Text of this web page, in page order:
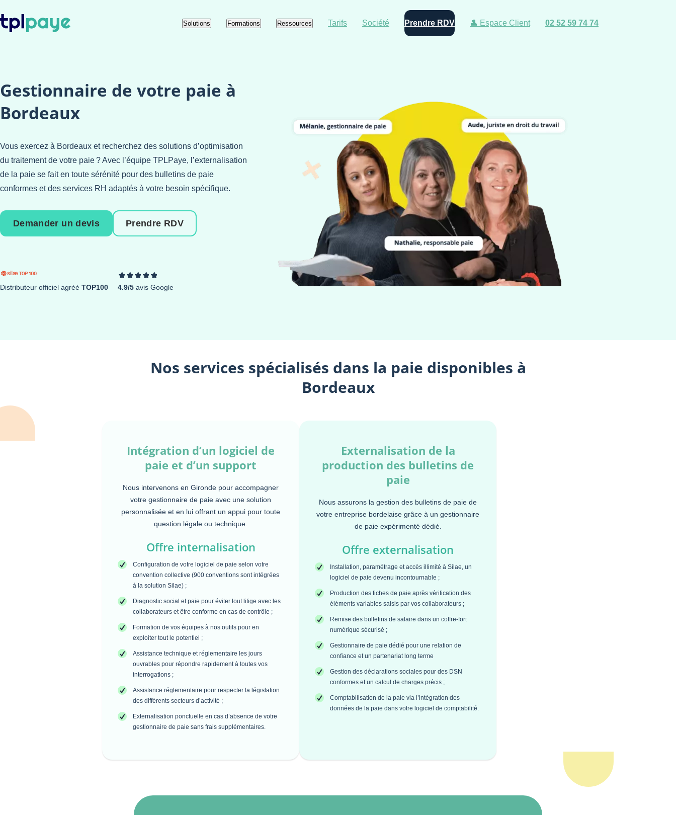
to
contenu
Solutions Formations Ressources Tarifs Société Prendre RDV 👤 Espace Client 02 52 59 74 74
Gestionnaire de votre paie à
Bordeaux
Vous exercez à Bordeaux et recherchez des solutions d’optimisation
du traitement de votre paie ? Avec l’équipe TPLPaye, l’externalisation
de la paie se fait en toute sérénité pour des bulletins de paie
conformes et des services RH adaptés à votre besoin spécifique.
Demander un devis Prendre RDV
Distributeur officiel agréé TOP100 4.9/5 avis Google
Nos services spécialisés dans la paie disponibles à
Bordeaux
Intégration d’un logiciel de
paie et d’un support
Nous intervenons en Gironde pour accompagner
votre gestionnaire de paie avec une solution
personnalisée et en lui offrant un appui pour toute
question légale ou technique.
Offre internalisation
Configuration de votre logiciel de paie selon votre
convention collective (900 conventions sont intégrées
à la solution Silae) ;
Diagnostic social et paie pour éviter tout litige avec les
collaborateurs et être conforme en cas de contrôle ;
Formation de vos équipes à nos outils pour en
exploiter tout le potentiel ;
Assistance technique et réglementaire les jours
ouvrables pour répondre rapidement à toutes vos
interrogations ;
Assistance réglementaire pour respecter la législation
des différents secteurs d’activité ;
Externalisation ponctuelle en cas d’absence de votre
gestionnaire de paie sans frais supplémentaires.
Externalisation de la
production des bulletins de
paie
Nous assurons la gestion des bulletins de paie de
votre entreprise bordelaise grâce à un gestionnaire
de paie expérimenté dédié.
Offre externalisation
Installation, paramétrage et accès illimité à Silae, un
logiciel de paie devenu incontournable ;
Production des fiches de paie après vérification des
éléments variables saisis par vos collaborateurs ;
Remise des bulletins de salaire dans un coffre-fort
numérique sécurisé ;
Gestionnaire de paie dédié pour une relation de
confiance et un partenariat long terme
Gestion des déclarations sociales pour des DSN
conformes et un calcul de charges précis ;
Comptabilisation de la paie via l’intégration des
données de la paie dans votre logiciel de comptabilité.